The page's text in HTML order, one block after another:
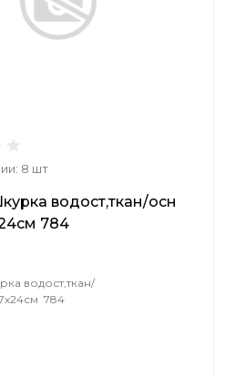
8 шт
водост,ткан/осн
784
водост,ткан/
784